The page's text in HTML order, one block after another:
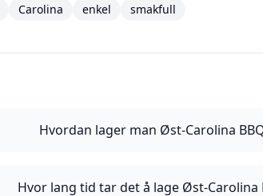
Carolina enkel smakfull
Hvordan lager man Øst-Carolina
Hvor lang tid tar det å lage Øst-Carolina